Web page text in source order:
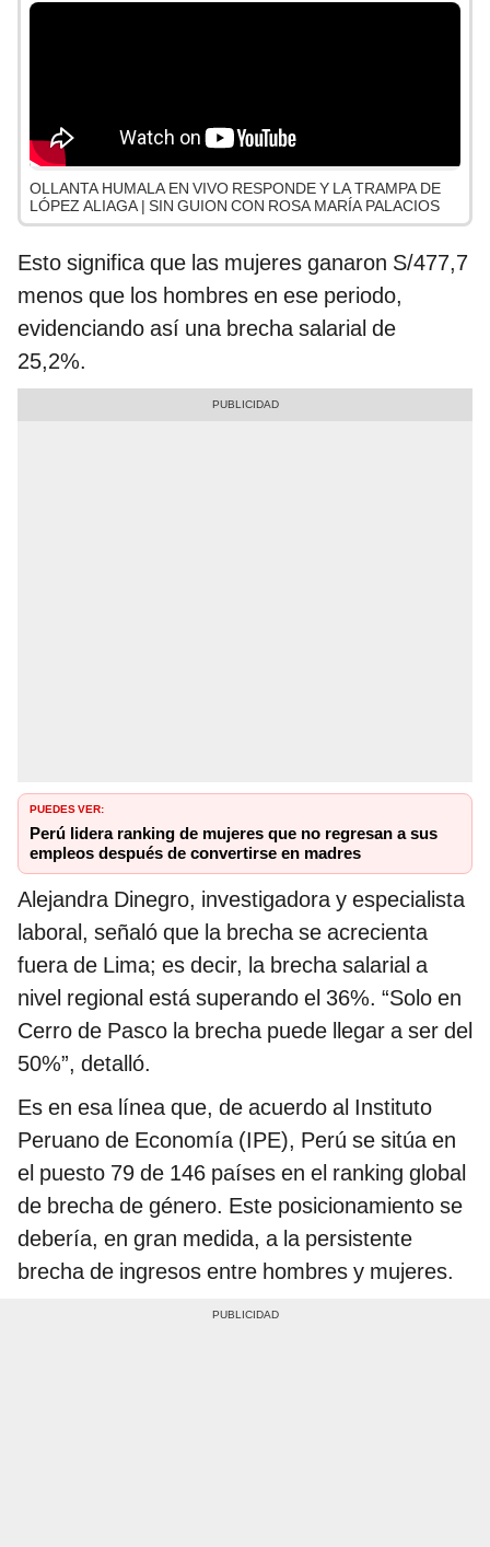
OLLANTA HUMALA EN VIVO RESPONDE Y LA TRAMPA DE
LÓPEZ ALIAGA | SIN GUION CON ROSA MARÍA PALACIOS
Esto significa que las mujeres ganaron S/477,7
menos que los hombres en ese periodo,
evidenciando así una brecha salarial de
25,2%.
PUEDES VER:
Perú lidera ranking de mujeres que no regresan a sus
empleos después de convertirse en madres
Alejandra Dinegro, investigadora y especialista
laboral, señaló que la brecha se acrecienta
fuera de Lima; es decir, la brecha salarial a
nivel regional está superando el 36%. “Solo en
Cerro de Pasco la brecha puede llegar a ser del
50%”, detalló.
Es en esa línea que, de acuerdo al Instituto
Peruano de Economía (IPE), Perú se sitúa en
el puesto 79 de 146 países en el ranking global
de brecha de género. Este posicionamiento se
debería, en gran medida, a la persistente
brecha de ingresos entre hombres y mujeres.